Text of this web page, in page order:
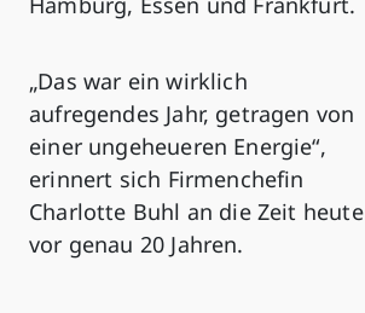
„Das war ein wirklich
aufregendes Jahr, getragen von
einer ungeheueren Energie“,
erinnert sich Firmenchefin
Charlotte Buhl an die Zeit heute
vor genau 20 Jahren.